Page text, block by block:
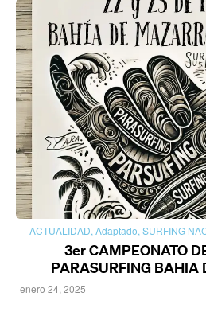
ACTUALIDAD, Adaptado, SURFING
3er CAMPEONATO
PARASURFING BAHIA
enero 24, 2025